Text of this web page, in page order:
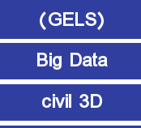
(GELS)
Big Data
civil 3D